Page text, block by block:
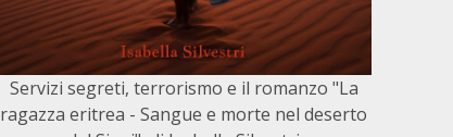
Servizi segreti, terrorismo e il romanzo "La
ragazza eritrea - Sangue e morte nel deserto